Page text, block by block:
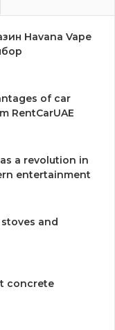
Havana Vape
of car
RentCarUAE
a revolution in
entertainment
and
concrete